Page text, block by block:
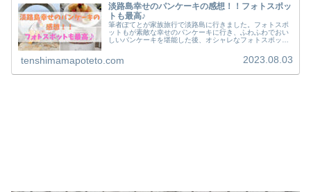
淡路島幸せのパンケーキの感想！！フォトスポッ
トも最高♪
筆者ぽてとが家族旅行で淡路島に行きました。フォトスポ
ットもが素敵な幸せのパンケーキに行き、ふわふわでおい
しいパンケーキを堪能した後、オシャレなフォトスポット
tenshimamapoteto.com 2023.08.03